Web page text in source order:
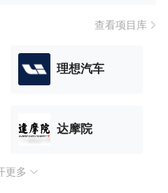
查看项目库
理想汽车
达摩院
更多